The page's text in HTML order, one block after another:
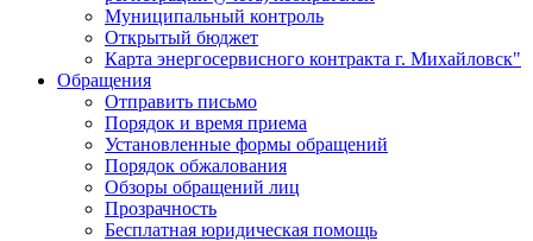
Муниципальный контроль
Открытый бюджет
Карта энергосервисного контракта г. Михайловск"
Обращения
Отправить письмо
Порядок и время приема
Установленные формы обращений
Порядок обжалования
Обзоры обращений лиц
Прозрачность
Бесплатная юридическая помощь